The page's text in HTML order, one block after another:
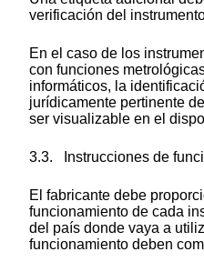
verificación del
En el caso de los
con funciones
informáticos, la
jurídicamente pertinente
ser visualizable en el
3.3. Instrucciones de
El fabricante debe
funcionamiento de cada
del país donde vaya a
funcionamiento deben